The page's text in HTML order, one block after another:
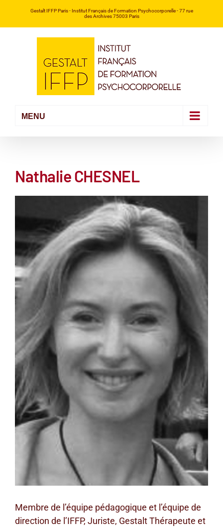
Gestalt IFFP Paris- Institut Français de Formation Psychocorporelle -77 rue
des Archives 75003 Paris
Nathalie CHESNEL
l'image
agrandie
Membre de l’équipe pédagogique et l’équipe de
direction de l’IFFP, Juriste, Gestalt Thérapeute et